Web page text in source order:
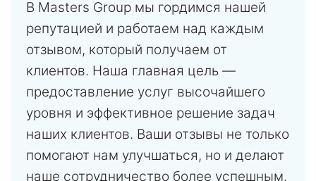
В Masters Group мы гордимся нашей
репутацией и работаем над каждым
отзывом, который получаем от
клиентов. Наша главная цель —
предоставление услуг высочайшего
уровня и эффективное решение задач
наших клиентов. Ваши отзывы не только
помогают нам улучшаться, но и делают
наше сотрудничество более успешным.